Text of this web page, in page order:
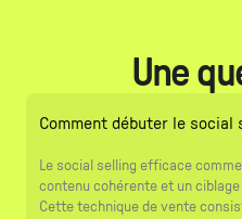
Une
Comment débuter le
Le social selling efficace
contenu cohérente et un
Cette technique de vente